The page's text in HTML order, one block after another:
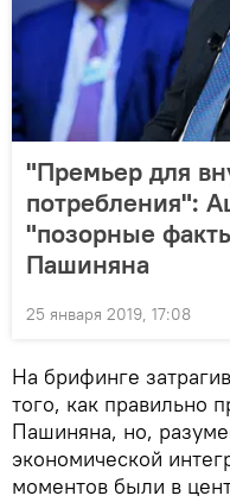
"Премьер для
потребления":
"позорные
Пашиняна
25 января 2019, 17:08
На брифинге
того, как правильно
Пашиняна, но,
экономической
моментов были в